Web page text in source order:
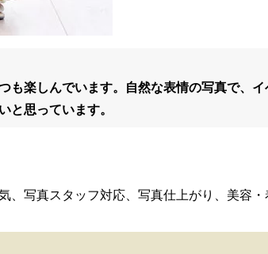
も楽しんでいます。自然な表情の写真で、
と思っています。
気、写真スタッフ対応、写真仕上がり、美容